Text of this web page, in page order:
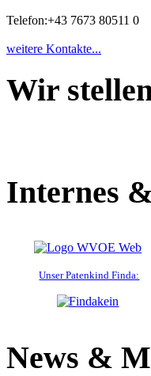
Telefon:+43 7673 80511 0
weitere Kontakte...
Wir
Internes
Unser Patenkind Finda:
News &